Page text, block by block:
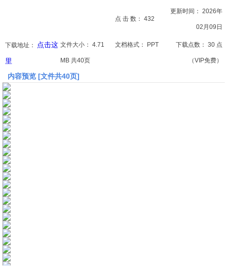
论文
点 击 数： 432
更新时间： 2026年
02月09日
下载地址：
点击这
里
文件大小： 4.71
MB 共40页
文档格式： PPT 下载点数： 30 点
（VIP免费）
内容预览 [文件共40页]